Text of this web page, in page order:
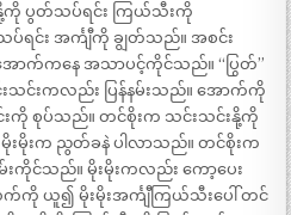
ကို ပွတ်သပ်ရင်း ကြယ်သီးကို
ရင်း အင်္ကျီကို ချွတ်သည်။ အစင်း
ောက်ကနေ အသာပင့်ကိုင်သည်။ “ပြွတ်”
သင်းကလည်း ပြန်နမ်းသည်။ အောက်ကို
င်းကို စုပ်သည်။ တင်စိုးက သင်းသင်းနို့ကို
မိုးမိုးက ညွတ်ခနဲ ပါလာသည်။ တင်စိုးက
းကိုင်သည်။ မိုးမိုးကလည်း ကော့ပေး
ကို ယူ၍ မိုးမိုးအင်္ကျီကြယ်သီးပေါ် တင်